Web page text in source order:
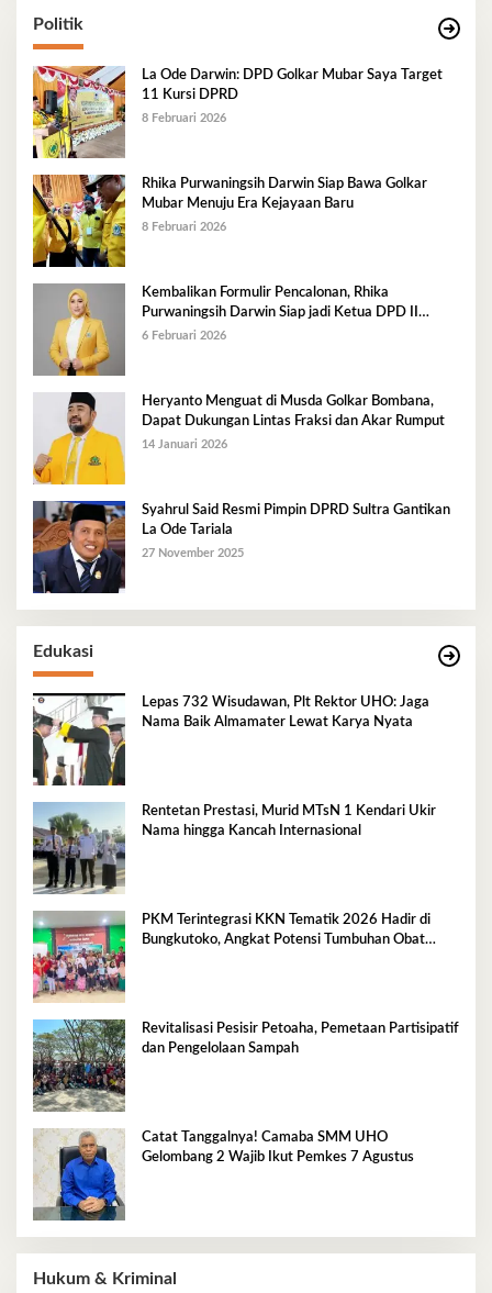
Politik
La Ode Darwin: DPD Golkar Mubar Saya Target
11 Kursi DPRD
8 Februari 2026
Rhika Purwaningsih Darwin Siap Bawa Golkar
Mubar Menuju Era Kejayaan Baru
8 Februari 2026
Kembalikan Formulir Pencalonan, Rhika
Purwaningsih Darwin Siap jadi Ketua DPD II
Golkar Mubar
6 Februari 2026
Heryanto Menguat di Musda Golkar Bombana,
Dapat Dukungan Lintas Fraksi dan Akar Rumput
14 Januari 2026
Syahrul Said Resmi Pimpin DPRD Sultra Gantikan
La Ode Tariala
27 November 2025
Edukasi
Lepas 732 Wisudawan, Plt Rektor UHO: Jaga
Nama Baik Almamater Lewat Karya Nyata
Rentetan Prestasi, Murid MTsN 1 Kendari Ukir
Nama hingga Kancah Internasional
PKM Terintegrasi KKN Tematik 2026 Hadir di
Bungkutoko, Angkat Potensi Tumbuhan Obat
Revitalisasi Pesisir Petoaha, Pemetaan Partisipatif
dan Pengelolaan Sampah
Catat Tanggalnya! Camaba SMM UHO
Gelombang 2 Wajib Ikut Pemkes 7 Agustus
Hukum & Kriminal